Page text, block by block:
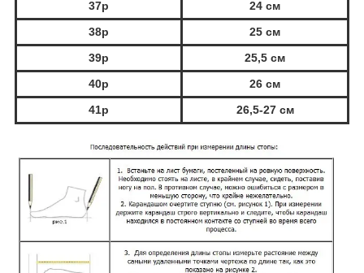
37р
24 см
38р
25 см
39р
25,5 см
40р
26 см
41р
26,5-27 см